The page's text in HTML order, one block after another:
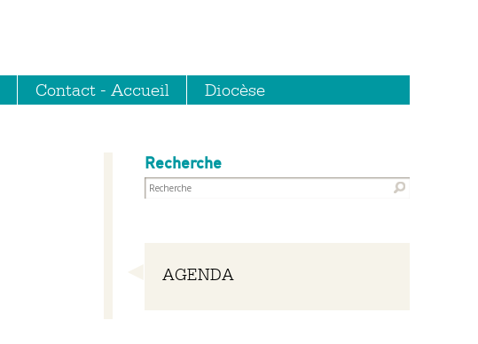
Contact - Accueil Diocèse
Recherche
Navigation
AGENDA